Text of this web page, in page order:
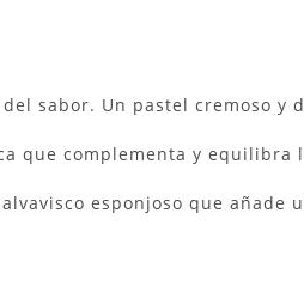
sabor. Un pastel cremoso y
que complementa y equilibra
esponjoso que añade